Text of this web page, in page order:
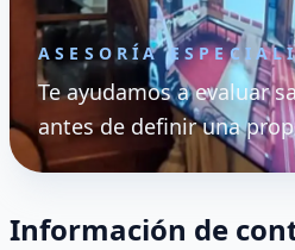
ASESORÍA
Te ayudamos a evaluar
antes de definir una
Información de